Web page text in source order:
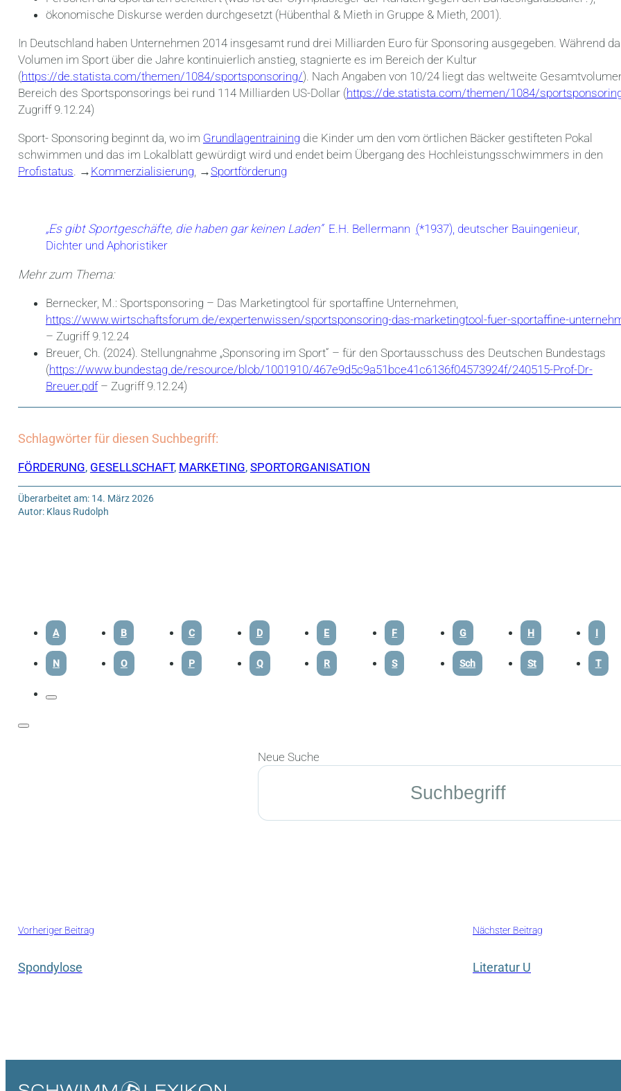
ökonomische Diskurse werden durchgesetzt (Hübenthal & Mieth in Gruppe & Mieth, 2001).
In Deutschland haben Unternehmen 2014 insgesamt rund drei Milliarden Euro für Sponsoring ausgegeben. Während
Volumen im Sport über die Jahre kontinuierlich anstieg, stagnierte es im Bereich der Kultur
(https://de.statista.com/themen/1084/sportsponsoring/). Nach Angaben von 10/24 liegt das weltweite
Bereich des Sportsponsorings bei rund 114 Milliarden US-Dollar (https://de.statista.com/themen/1084/
Zugriff 9.12.24)
Sport- Sponsoring beginnt da, wo im Grundlagentraining die Kinder um den vom örtlichen Bäcker gestifteten Pokal
schwimmen und das im Lokalblatt gewürdigt wird und endet beim Übergang des Hochleistungsschwimmers in den
Profistatus. → Kommerzialisierung, →Sportförderung
„Es gibt Sportgeschäfte, die haben gar keinen Laden“ E.H. Bellermann (*1937), deutscher Bauingenieur,
Dichter und Aphoristiker
Mehr zum Thema:
Bernecker, M.: Sportsponsoring – Das Marketingtool für sportaffine Unternehmen,
https://www.wirtschaftsforum.de/expertenwissen/sportsponsoring-das-marketingtool-fuer-sportaffine-
– Zugriff 9.12.24
Breuer, Ch. (2024). Stellungnahme „Sponsoring im Sport“ – für den Sportausschuss des Deutschen Bundestags
(https://www.bundestag.de/resource/blob/1001910/467e9d5c9a51bce41c6136f04573924f/240515-Prof-Dr-
Breuer.pdf– Zugriff 9.12.24)
Schlagwörter für diesen Suchbegriff:
FÖRDERUNG, GESELLSCHAFT, MARKETING, SPORTORGANISATION
Überarbeitet am: 14. März 2026
Autor: Klaus Rudolph
A B C D E F G H I
N O P Q R S Sch St T
Neue Suche
Suchen
Vorheriger Beitrag
Spondylose
Nächster Beitrag
Literatur U